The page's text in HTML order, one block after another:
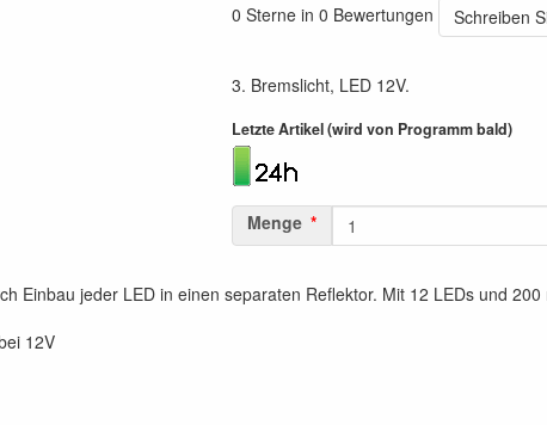
0 Sterne in 0 Bewertungen
Schreiben
3. Bremslicht, LED 12V.
Letzte Artikel (wird von Programm bald)
Menge
Einbau jeder LED in einen separaten Reflektor. Mit 12 LEDs und
12V